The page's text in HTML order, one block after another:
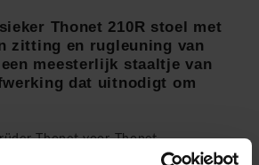
Thonet 210R stoel met
zitting en rugleuning van
meesterlijk staaltje van
dat uitnodigt om
Thonet voor Thonet
van gebogen hout, zitting en rug van